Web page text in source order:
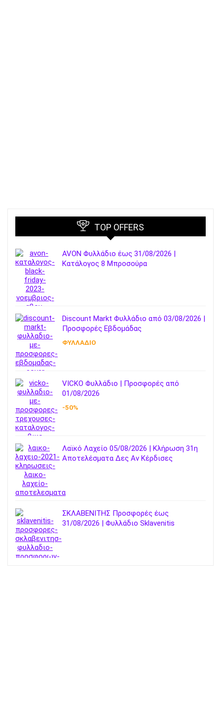
TOP OFFERS
AVON Φυλλάδιο έως 31/08/2026 |
Κατάλογος 8 Μπροσούρα
Discount Markt Φυλλάδιο από 03/08/2026 |
Προσφορές Εβδομάδας
ΦΥΛΛΑΔΙΟ
VICKO Φυλλάδιο | Προσφορές από
01/08/2026
-50%
Λαϊκό Λαχείο 05/08/2026 | Κλήρωση 31η
Αποτελέσματα Δες Αν Κέρδισες
ΣΚΛΑΒΕΝΙΤΗΣ Προσφορές έως
31/08/2026 | Φυλλάδιο Sklavenitis